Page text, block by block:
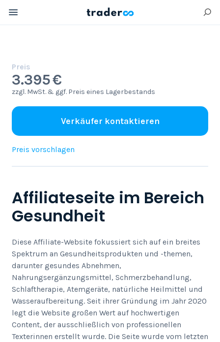
Affiliateseite im Bereich
Gesundheit
Diese Affiliate-Website fokussiert sich auf ein breites
Spektrum an Gesundheitsprodukten und -themen,
darunter gesundes Abnehmen,
Nahrungsergänzungsmittel, Schmerzbehandlung,
Schlaftherapie, Atemgeräte, natürliche Heilmittel und
Wasseraufbereitung. Seit ihrer Gründung im Jahr 2020
legt die Website großen Wert auf hochwertigen
Content, der ausschließlich von professionellen
Texterinnen erstellt wurde. Die Seite wurde vom letzten
Preis
3.395 €
zzgl. MwSt. & ggf. Preis eines Lagerbestands
Verkäufer kontaktieren
Preis vorschlagen